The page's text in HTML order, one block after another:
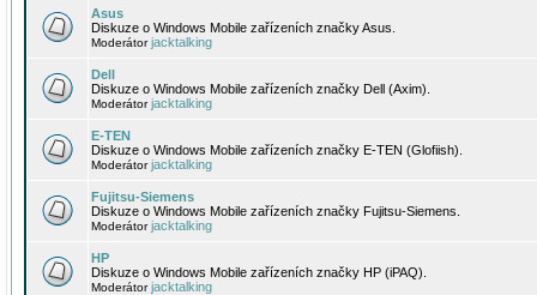
Asus
Diskuze o Windows Mobile zařízeních značky Asus.
Moderátorjacktalking
Dell
Diskuze o Windows Mobile zařízeních značky Dell (Axim).
Moderátorjacktalking
E-TEN
Diskuze o Windows Mobile zařízeních značky E-TEN (Glofiish).
Moderátorjacktalking
Fujitsu-Siemens
Diskuze o Windows Mobile zařízeních značky Fujitsu-Siemens.
Moderátorjacktalking
HP
Diskuze o Windows Mobile zařízeních značky HP (iPAQ).
Moderátorjacktalking